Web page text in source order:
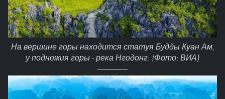
На вершине горы находится статуя Будды Куан Ам,
у подножия горы - река Нгодонг. (Фото: ВИА)